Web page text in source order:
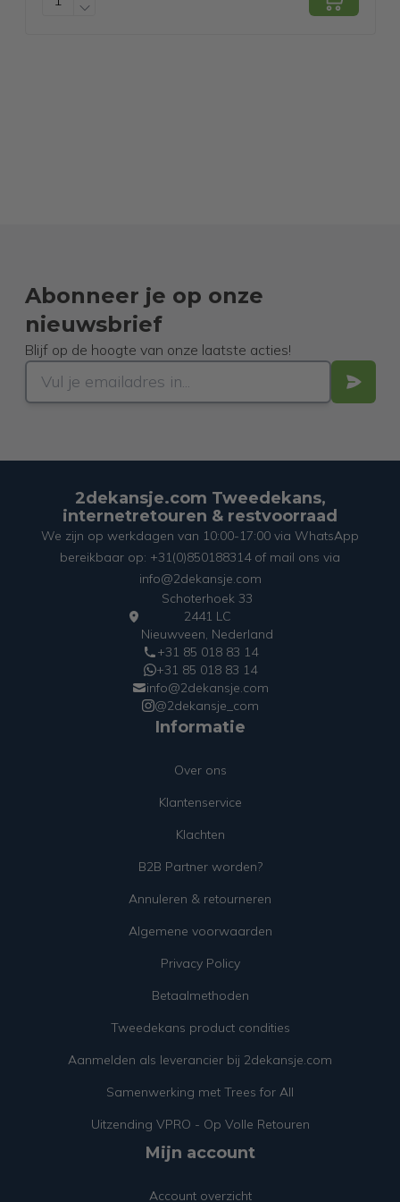
Abonneer je op onze
nieuwsbrief
Blijf op de hoogte van onze laatste acties!
2dekansje.com Tweedekans,
internetretouren & restvoorraad
We zijn op werkdagen van 10:00-17:00 via WhatsApp
bereikbaar op: +31(0)850188314 of mail ons via
info@2dekansje.com
Schoterhoek 33
2441 LC
Nieuwveen, Nederland
+31 85 018 83 14
+31 85 018 83 14
info@2dekansje.com
@2dekansje_com
Informatie
Over ons
Klantenservice
Klachten
B2B Partner worden?
Annuleren & retourneren
Algemene voorwaarden
Privacy Policy
Betaalmethoden
Tweedekans product condities
Aanmelden als leverancier bij 2dekansje.com
Samenwerking met Trees for All
Uitzending VPRO - Op Volle Retouren
Mijn account
Account overzicht